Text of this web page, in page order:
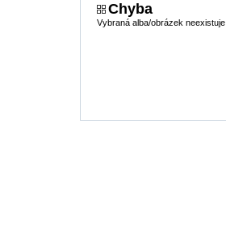
Chyba
Vybraná alba/obrázek neexistuje